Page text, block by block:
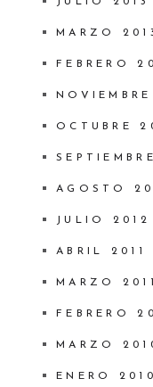
MARZO
FEBRERO
OCTUBRE
AGOSTO
JULIO 2012
ABRIL 2011
MARZO 2011
FEBRERO
MARZO
ENERO 2010